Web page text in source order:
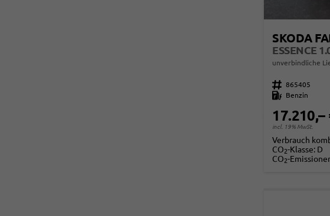
SKODA
ESSENCE
unverbindliche
Fahrzeugnr. 865405
Kraftstoff
Benzin
17.210,–
incl. 19% MwSt.
Verbrauch
CO2-Klasse: D
CO2-